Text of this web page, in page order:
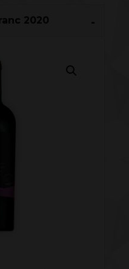
2020